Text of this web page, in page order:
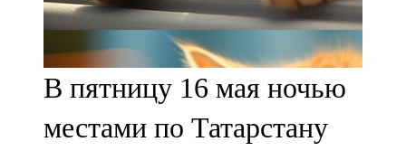
71,42 FM
Сарман
107,8 FM
Теләче
В пятницу 16 мая ночью
местами по Татарстану